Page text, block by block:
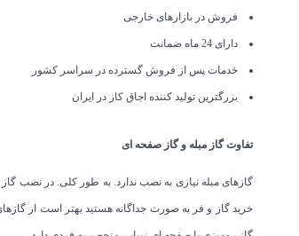
فروش در بازارهای خارجی
دارای 24 ماه ضمانت
خدمات پس از فروش گسترده در سراسر کشور
بزرگترین تولید کننده اجاق کاز در ایران
تفاوت گاز مبله و گاز صفحه ای
گازهای مبله نیازی به نصب ندارد. به طور کلی. در نصب
خرید گاز و فر به صورت جداگانه هستید بهتر است از